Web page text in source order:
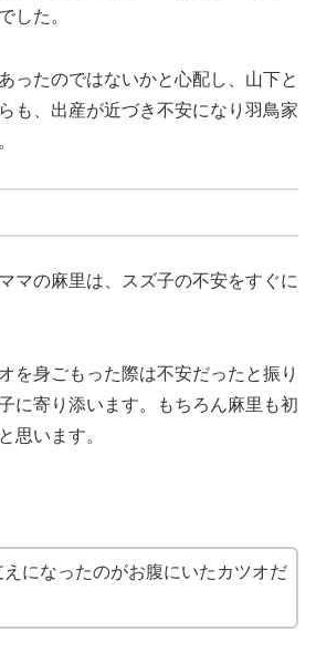
した。
ったのではないかと心配し、山下と
も、出産が近づき不安になり羽鳥家
マの麻里は、スズ子の不安をすぐに
を身ごもった際は不安だったと振り
に寄り添います。もちろん麻里も初
思います。
になったのがお腹にいたカツオだ